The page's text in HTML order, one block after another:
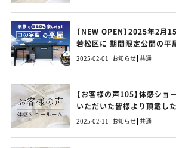
【NEW OPEN】2025年2月
若松区に 期間限定公開の平
OPEN
2025-02-01 お知らせ 共通
【お客様の声105】体感ショ
いただいた皆様より頂戴し
す！
2025-02-11 お知らせ 共通